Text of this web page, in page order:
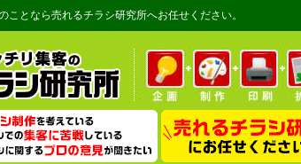
ことなら売れるチラシ研究所へお任せください。